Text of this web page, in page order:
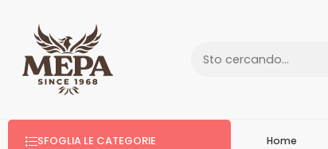
SFOGLIA LE CATEGORIE Home